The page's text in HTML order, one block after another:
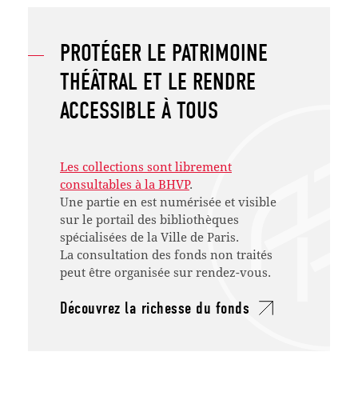
PROTÉGER LE PATRIMOINE
THÉÂTRAL ET LE RENDRE
ACCESSIBLE À TOUS
Les collections sont librement
consultables à la BHVP.
Une partie en est numérisée et visible
sur le portail des bibliothèques
spécialisées de la Ville de Paris.
La consultation des fonds non traités
peut être organisée sur rendez-vous.
Découvrez la richesse du fonds